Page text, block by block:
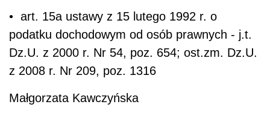
• art. 15a ustawy z 15 lutego 1992 r. o
podatku dochodowym od osób prawnych - j.t.
Dz.U. z 2000 r. Nr 54, poz. 654; ost.zm. Dz.U.
z 2008 r. Nr 209, poz. 1316
Małgorzata Kawczyńska